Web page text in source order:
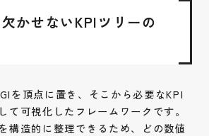
かせないKPIツリーの
を頂点に置き、そこから必要なKPI
て可視化したフレームワークです。
構造的に整理できるため、どの数値